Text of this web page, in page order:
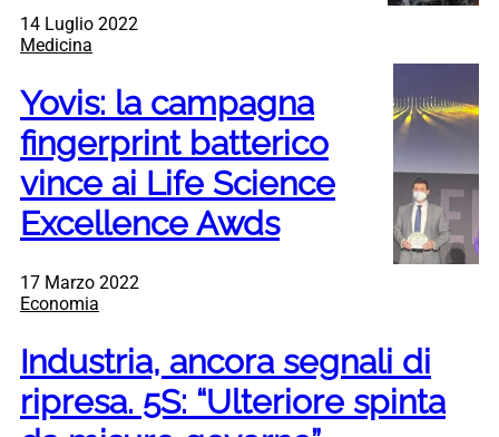
14 Luglio 2022
Medicina
Yovis: la campagna
fingerprint batterico
vince ai Life Science
Excellence Awds
17 Marzo 2022
Economia
Industria, ancora segnali di
ripresa. 5S: “Ulteriore spinta